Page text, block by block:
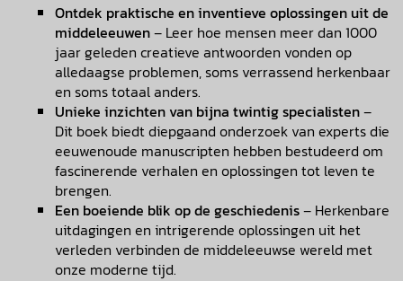
Ontdek praktische en inventieve oplossingen uit de
middeleeuwen– Leer hoe mensen meer dan 1000
jaar geleden creatieve antwoorden vonden op
alledaagse problemen, soms verrassend herkenbaar
en soms totaal anders.
Unieke inzichten van bijna twintig specialisten–
Dit boek biedt diepgaand onderzoek van experts die
eeuwenoude manuscripten hebben bestudeerd om
fascinerende verhalen en oplossingen tot leven te
brengen.
Een boeiende blik op de geschiedenis– Herkenbare
uitdagingen en intrigerende oplossingen uit het
verleden verbinden de middeleeuwse wereld met
onze moderne tijd.